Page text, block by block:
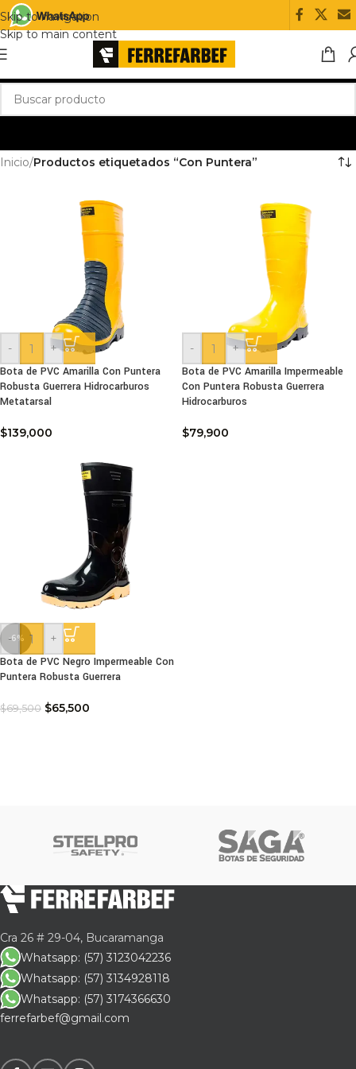
Skip to navigation
Skip to main content
Inicio/Productos etiquetados “Con Puntera”
-
+
Bota de PVC Amarilla Con Puntera
Robusta Guerrera Hidrocarburos
Metatarsal
$139,000
-
+
Bota de PVC Amarilla Impermeable
Con Puntera Robusta Guerrera
Hidrocarburos
$79,900
-6%
-
+
Bota de PVC Negro Impermeable Con
Puntera Robusta Guerrera
$69,500 $65,500
Cra 26 # 29-04, Bucaramanga
Whatsapp: (57) 3123042236
Whatsapp: (57) 3134928118
Whatsapp: (57) 3174366630
ferrefarbef@gmail.com